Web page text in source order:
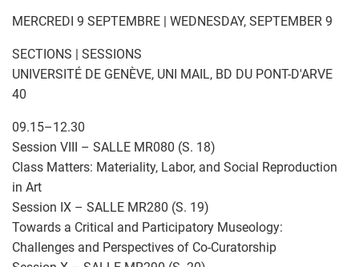
MERCREDI 9 SEPTEMBRE | WEDNESDAY, SEPTEMBER 9
SECTIONS | SESSIONS
UNIVERSITÉ DE GENÈVE, UNI MAIL, BD DU PONT-D'ARVE
40
09.15–12.30
Session VIII – SALLE MR080 (S. 18)
Class Matters: Materiality, Labor, and Social Reproduction
in Art
Session IX – SALLE MR280 (S. 19)
Towards a Critical and Participatory Museology:
Challenges and Perspectives of Co-Curatorship